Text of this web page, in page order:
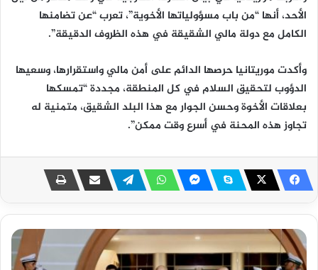
الأحد، أنها “من باب مسؤولياتها الأخوية”، تعرب “عن تضامنها
الكامل مع دولة مالي الشقيقة في هذه الظروف الدقيقة”.
وأكدت موريتانيا حرصها الدائم على أمن مالي واستقرارها، وسعيها
الدؤوب لتحقيق السلام في كل المنطقة، مجددة “تمسكها
بعلاقات الأخوة وحسن الجوار مع هذا البلد الشقيق، متمنية له
تجاوز هذه المحنة في أسرع وقت ممكن”.